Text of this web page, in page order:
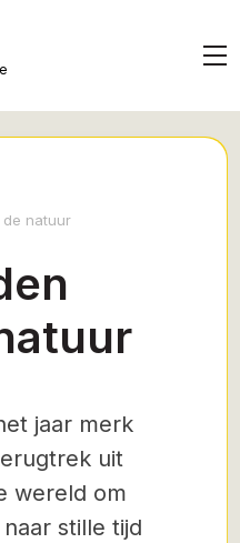
de natuur
jaar merk
uit
wereld om
stille tijd